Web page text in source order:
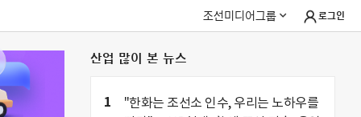
조선미디어그룹 로그인
산업 많이 본 뉴스